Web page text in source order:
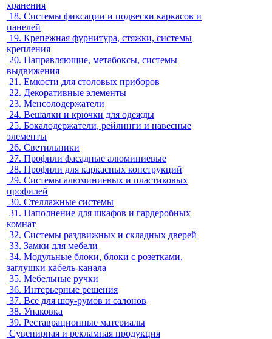
хранения
18. Системы фиксации и подвески каркасов и
панелей
19. Крепежная фурнитура, стяжки, системы
крепления
20. Направляющие, метабоксы, системы
выдвижения
21. Емкости для столовых приборов
22. Декоративные элементы
23. Менсолодержатели
24. Вешалки и крючки для одежды
25. Бокалодержатели, рейлинги и навесные
элементы
26. Светильники
27. Профили фасадные алюминиевые
28. Профили для каркасных конструкций
29. Системы алюминиевых и пластиковых
профилей
30. Стеллажные системы
31. Наполнение для шкафов и гардеробных
комнат
32. Системы раздвижных и складных дверей
33. Замки для мебели
34. Модульные блоки, блоки с розетками,
заглушки кабель-канала
35. Мебельные ручки
36. Интерьерные решения
37. Все для шоу-румов и салонов
38. Упаковка
39. Реставрационные материалы
Сувенирная и рекламная продукция